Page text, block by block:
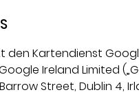
den Kartendienst
Ireland Limited
Street, Dublin 4,